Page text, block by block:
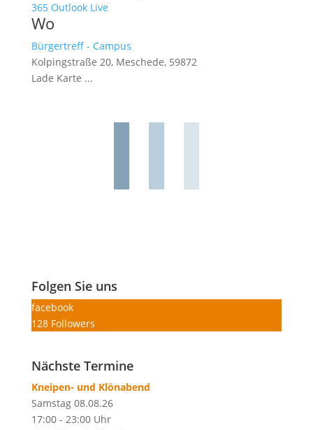
365 Outlook Live
Wo
Bürgertreff - Campus
Kolpingstraße 20, Meschede, 59872
Lade Karte ...
Folgen Sie uns
facebook
128 Followers
Nächste Termine
Kneipen- und Klönabend
Samstag 08.08.26
17:00 - 23:00 Uhr